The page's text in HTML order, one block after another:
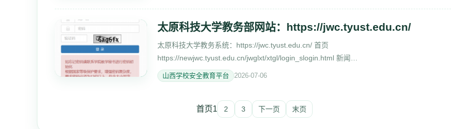
太原科技大学教务部网站：https://jwc.tyust.edu.cn/
太原科技大学教务系统：https://jwc.tyust.edu.cn/ 首页
https://newjwc.tyust.edu.cn/jwglxt/xtgl/login_slogin.html 新闻
http://m.lazyedu.cn/article/8348.html 通知 教学质量监控太原科技大
山西学校安全教育平台 2026-07-06
首页1 2 3 下一页 末页